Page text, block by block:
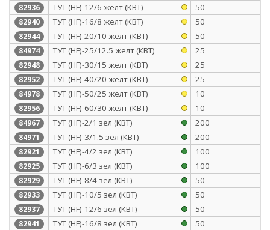
82936 ТУТ (HF)-12/6 желт (КВТ) 50
82940 ТУТ (HF)-16/8 желт (КВТ) 50
82944 ТУТ (HF)-20/10 желт (КВТ) 50
84974 ТУТ (HF)-25/12.5 желт (КВТ) 25
82948 ТУТ (HF)-30/15 желт (КВТ) 25
82952 ТУТ (HF)-40/20 желт (КВТ) 25
84978 ТУТ (HF)-50/25 желт (КВТ) 10
82956 ТУТ (HF)-60/30 желт (КВТ) 10
84967 ТУТ (HF)-2/1 зел (КВТ) 200
84971 ТУТ (HF)-3/1.5 зел (КВТ) 200
82921 ТУТ (HF)-4/2 зел (КВТ) 100
82925 ТУТ (HF)-6/3 зел (КВТ) 100
82929 ТУТ (HF)-8/4 зел (КВТ) 50
82933 ТУТ (HF)-10/5 зел (КВТ) 50
82937 ТУТ (HF)-12/6 зел (КВТ) 50
82941 ТУТ (HF)-16/8 зел (КВТ) 50